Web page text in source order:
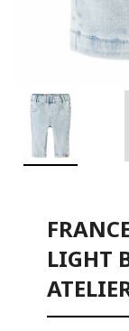
LIGHT